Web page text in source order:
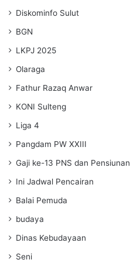
Diskominfo Sulut
BGN
LKPJ 2025
Olaraga
Fathur Razaq Anwar
KONI Sulteng
Liga 4
Pangdam PW XXIII
Gaji ke-13 PNS dan Pensiunan
Ini Jadwal Pencairan
Balai Pemuda
budaya
Dinas Kebudayaan
Seni